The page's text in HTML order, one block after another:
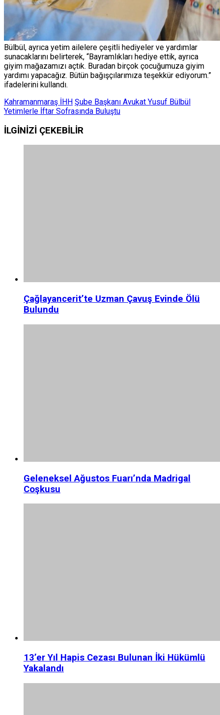
Bülbül, ayrıca yetim ailelere çeşitli hediyeler ve yardımlar
sunacaklarını belirterek, “Bayramlıkları hediye ettik, ayrıca
giyim mağazamızı açtık. Buradan birçok çocuğumuza giyim
yardımı yapacağız. Bütün bağışçılarımıza teşekkür ediyorum.”
ifadelerini kullandı.
Kahramanmaraş İHH Şube Başkanı Avukat Yusuf Bülbül
Yetimlerle İftar Sofrasında Buluştu
İLGİNİZİ ÇEKEBİLİR
Çağlayancerit’te Uzman Çavuş Evinde Ölü
Bulundu
Geleneksel Ağustos Fuarı’nda Madrigal
Coşkusu
13’er Yıl Hapis Cezası Bulunan İki Hükümlü
Yakalandı